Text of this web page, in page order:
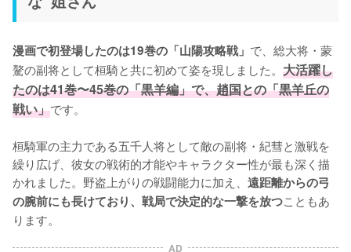
漫画で初登場したのは19巻の「山陽攻略戦」 で、総大将・蒙
驁の副将として桓騎と共に初めて姿を現しました。 大活躍し
たのは41巻〜45巻の「黒羊編」で、趙国との「黒羊丘の
戦い」です。
桓騎軍の主力である五千人将として敵の副将・紀彗と激戦を
繰り広げ、彼女の戦術的才能やキャラクター性が最も深く描
かれました。野盗上がりの戦闘能力に加え、 遠距離からの弓
の腕前にも長けており、戦局で決定的な一撃を放つこともあ
ります。
AD